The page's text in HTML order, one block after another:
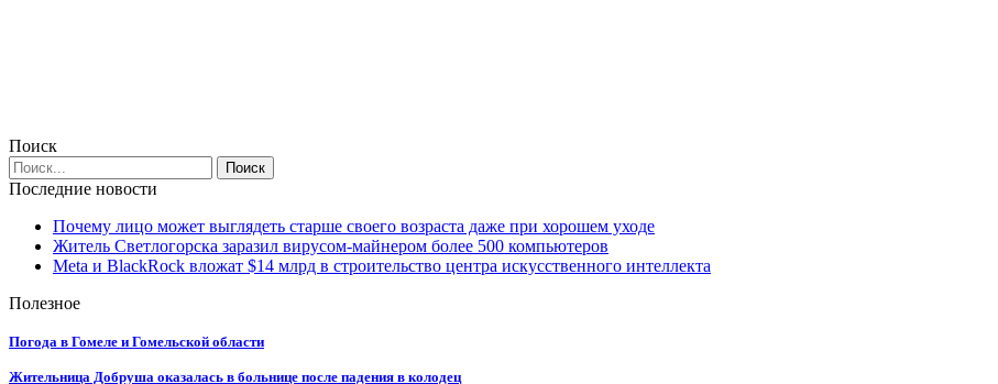
Поиск
Последние новости
Почему лицо может выглядеть старше своего возраста даже при хорошем уходе
Житель Светлогорска заразил вирусом-майнером более 500 компьютеров
Meta и BlackRock вложат $14 млрд в строительство центра искусственного интеллекта
Полезное
Погода в Гомеле и Гомельской области
Жительница Добруша оказалась в больнице после падения в колодец